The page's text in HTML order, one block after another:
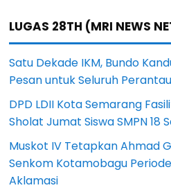
LUGAS 28TH (MRI NEWS
Satu Dekade IKM, Bundo
Pesan untuk Seluruh
DPD LDII Kota Semarang
Sholat Jumat Siswa SMPN 18
Muskot IV Tetapkan Ahmad
Senkom Kotamobagu
Aklamasi